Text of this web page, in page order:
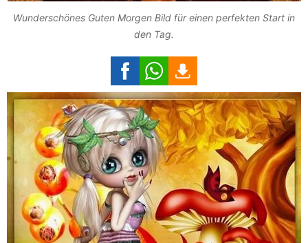
Wunderschönes Guten Morgen Bild für einen perfekten Start in
den Tag.